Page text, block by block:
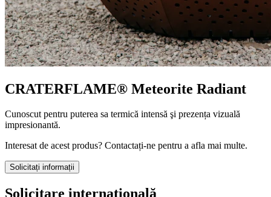
CRATERFLAME® Meteorite Radiant
Cunoscut pentru puterea sa termică intensă şi prezența vizuală
impresionantă.
Interesat de acest produs? Contactați-ne pentru a afla mai multe.
Solicitați informații
Solicitare internațională